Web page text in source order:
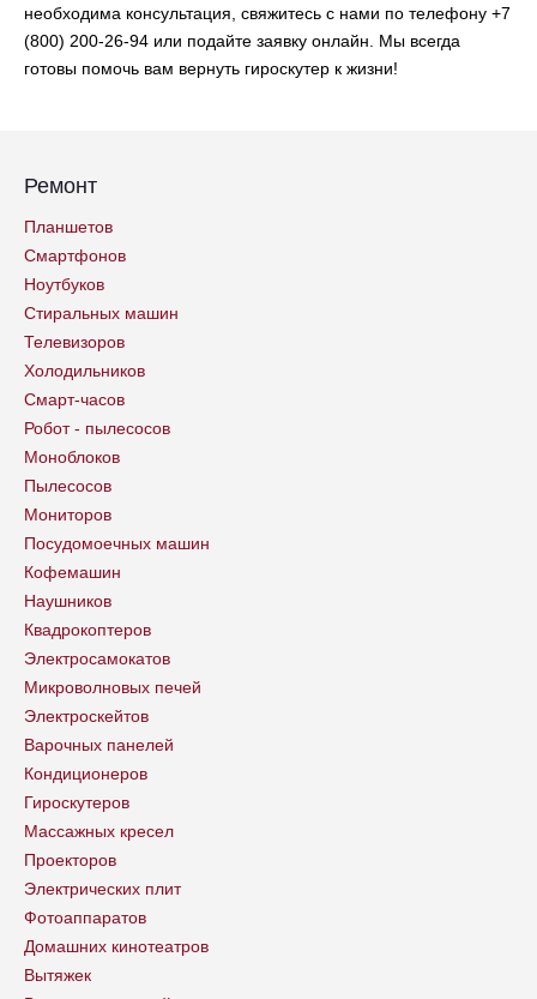
необходима консультация, свяжитесь с нами по телефону +7
(800) 200-26-94 или подайте заявку онлайн. Мы всегда
готовы помочь вам вернуть гироскутер к жизни!
Ремонт
Планшетов
Смартфонов
Ноутбуков
Стиральных машин
Телевизоров
Холодильников
Смарт-часов
Робот - пылесосов
Моноблоков
Пылесосов
Мониторов
Посудомоечных машин
Кофемашин
Наушников
Квадрокоптеров
Электросамокатов
Микроволновых печей
Электроскейтов
Варочных панелей
Кондиционеров
Гироскутеров
Массажных кресел
Проекторов
Электрических плит
Фотоаппаратов
Домашних кинотеатров
Вытяжек